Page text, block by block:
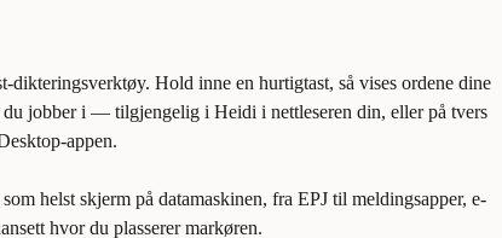
dikteringsverktøy. Hold inne en hurtigtast, så vises ordene dine
jobber i — tilgjengelig i Heidi i nettleseren din, eller på tvers
appen.
helst skjerm på datamaskinen, fra EPJ til meldingsapper, e-
hvor du plasserer markøren.